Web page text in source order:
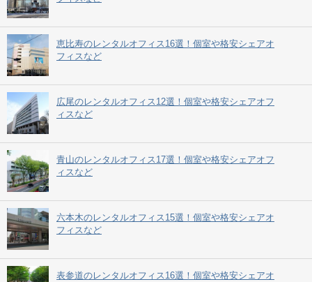
恵比寿のレンタルオフィス16選！個室や格安シェアオ
フィスなど
広尾のレンタルオフィス12選！個室や格安シェアオフ
ィスなど
青山のレンタルオフィス17選！個室や格安シェアオフ
ィスなど
六本木のレンタルオフィス15選！個室や格安シェアオ
フィスなど
表参道のレンタルオフィス16選！個室や格安シェアオ